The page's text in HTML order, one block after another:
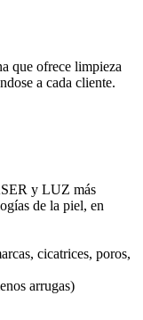
que ofrece limpieza
a cada cliente.
y LUZ más
de la piel, en
cicatrices, poros,
arrugas)